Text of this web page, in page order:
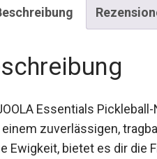
Essentials
einem zuverlässigen,
Ewigkeit, bietet es dir die